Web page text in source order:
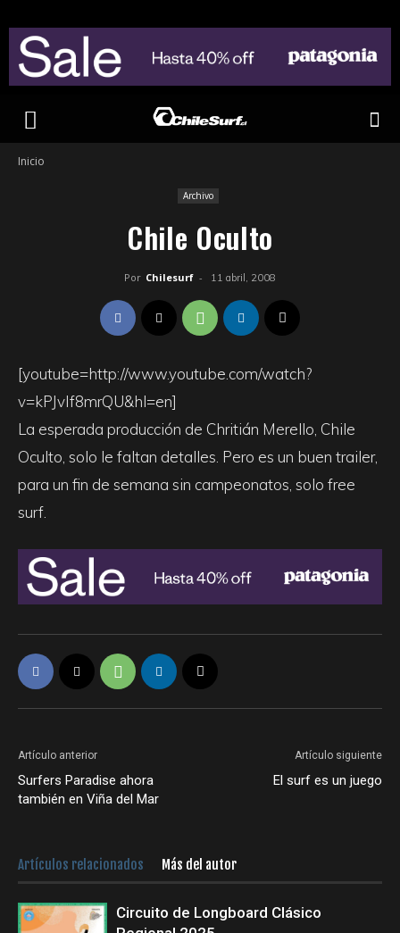
Inicio
Archivo
Chile Oculto
Por Chilesurf - 11 abril, 2008
[youtube=http://www.youtube.com/watch?
v=kPJvIf8mrQU&hl=en]
La esperada producción de Chritián Merello, Chile
Oculto, solo le faltan detalles. Pero es un buen trailer,
para un fin de semana sin campeonatos, solo free
surf.
Artículo anterior
Surfers Paradise ahora
también en Viña del Mar
Artículo siguiente
El surf es un juego
Artículos relacionados Más del autor
Circuito de Longboard Clásico